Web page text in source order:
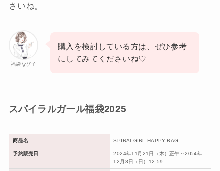
さいね。
福袋なび子
購入を検討している方は、ぜひ参考
にしてみてくださいね♡
スパイラルガール福袋2025
商品名 SPIRALGIRL HAPPY BAG
予約販売日
2024年11月21日（木）正午～2024年
12月8日（日）12:59